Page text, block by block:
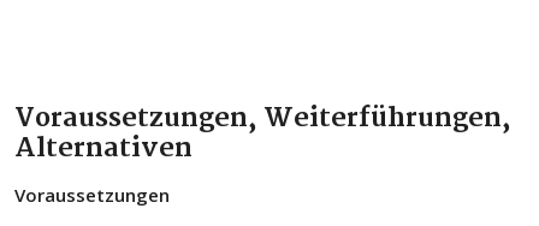
Voraussetzungen, Weiterführungen,
Alternativen
Voraussetzungen